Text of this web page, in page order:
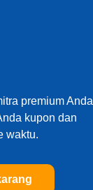
premium Anda
kupon dan
waktu.